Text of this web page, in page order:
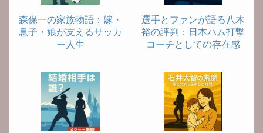
森保一の家族物語：嫁・
息子・娘が支えるサッカ
ー人生
選手とファンが語る八木
裕の評判：日本ハム打撃
コーチとしての存在感